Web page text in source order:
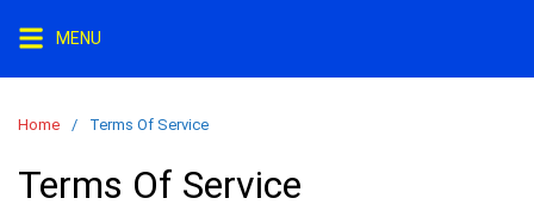
content
MENU
Home Terms Of Service
Terms Of Service